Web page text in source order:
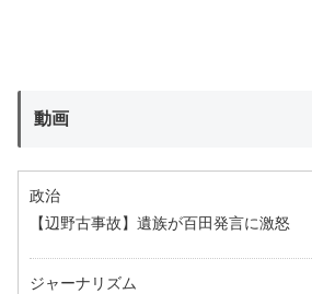
動画
政治
【辺野古事故】遺族が百田発言に激怒
ジャーナリズム